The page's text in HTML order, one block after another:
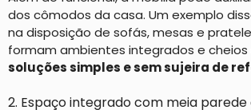
dos cômodos da casa. Um exemplo
na disposição de sofás, mesas e
formam ambientes integrados e cheios
soluções simples e sem sujeira de
2. Espaço integrado com meia